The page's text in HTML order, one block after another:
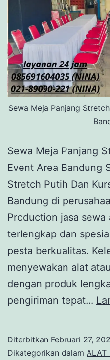
Sewa Meja Panjang
Sewa Meja Panjang
Event Area Bandung
Stretch Putih Dan
Bandung di
Production jasa
terlengkap dan
pesta berkualitas.
menyewakan alat
dengan produk
pengiriman tepat…
Diterbitkan Februari 27,
Dikategorikan dalam ALAT